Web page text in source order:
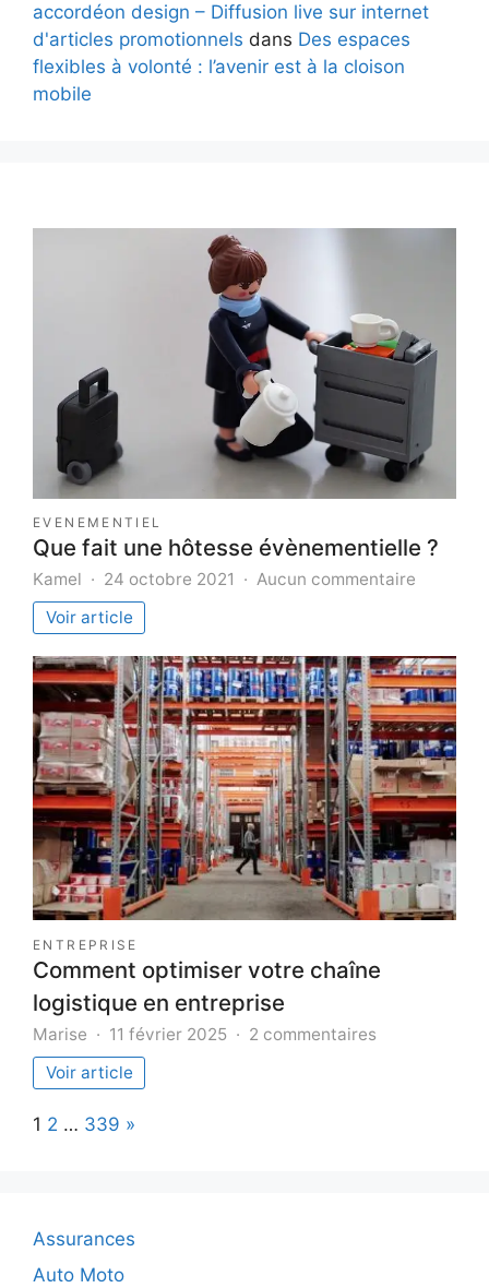
accordéon design – Diffusion live sur internet
d'articles promotionnels dans Des espaces
flexibles à volonté : l’avenir est à la cloison
mobile
EVENEMENTIEL
Que fait une hôtesse évènementielle ?
Kamel 24 octobre 2021 Aucun commentaire
hôtesse
?
Voir article
ENTREPRISE
Comment optimiser votre chaîne
logistique en entreprise
Marise 11 février 2025 2 commentaires
Voir article
Page:
1 2 … 339 Next
»
Assurances
Auto Moto